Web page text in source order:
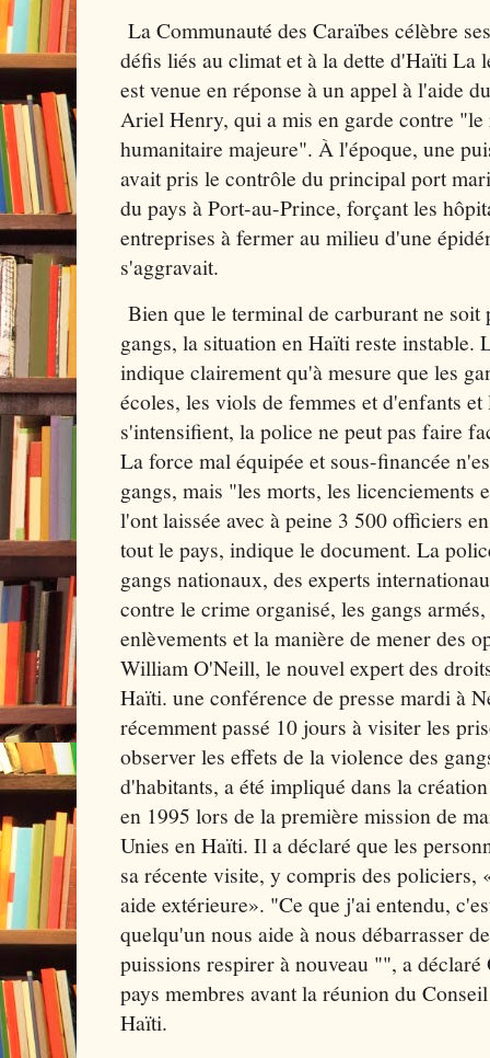
La Communauté des Caraïbes célèbre
défis liés au climat et à la dette d'Haïti La
est venue en réponse à un appel à l'aide
Ariel Henry, qui a mis en garde contre
humanitaire majeure". À l'époque, une
avait pris le contrôle du principal port
du pays à Port-au-Prince, forçant les
entreprises à fermer au milieu d'une
s'aggravait.
Bien que le terminal de carburant ne soit
gangs, la situation en Haïti reste instable.
indique clairement qu'à mesure que les
écoles, les viols de femmes et d'enfants
s'intensifient, la police ne peut pas faire
La force mal équipée et sous-financée
gangs, mais "les morts, les licenciements
l'ont laissée avec à peine 3 500 officiers
tout le pays, indique le document. La
gangs nationaux, des experts
contre le crime organisé, les gangs
enlèvements et la manière de mener des
William O'Neill, le nouvel expert des
Haïti. une conférence de presse mardi à
récemment passé 10 jours à visiter les
observer les effets de la violence des
d'habitants, a été impliqué dans la
en 1995 lors de la première mission de
Unies en Haïti. Il a déclaré que les
sa récente visite, y compris des policiers,
aide extérieure». "Ce que j'ai entendu,
quelqu'un nous aide à nous débarrasser
puissions respirer à nouveau "", a
pays membres avant la réunion du
Haïti.